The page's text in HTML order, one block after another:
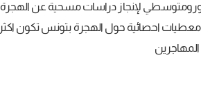
لإنجاز دراسات مسحية عن
احصائية حول الهجرة بتونس تكون